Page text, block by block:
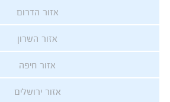
אזור הדרום
אזור השרון
אזור חיפה
אזור ירושלים